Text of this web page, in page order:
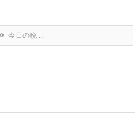
今日の晩 ...